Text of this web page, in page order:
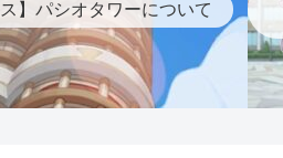
】パシオタワーについて